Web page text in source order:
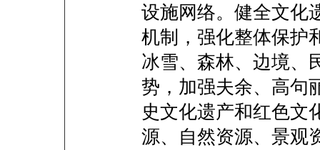
设施网络。健全文化
机制，强化整体保护
冰雪、森林、边境、
势，加强夫余、高句
史文化遗产和红色文
源、自然资源、景观